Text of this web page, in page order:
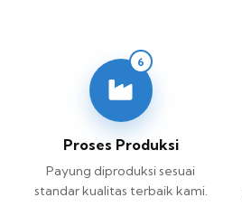
6
Proses Produksi
Payung diproduksi sesuai
standar kualitas terbaik kami.